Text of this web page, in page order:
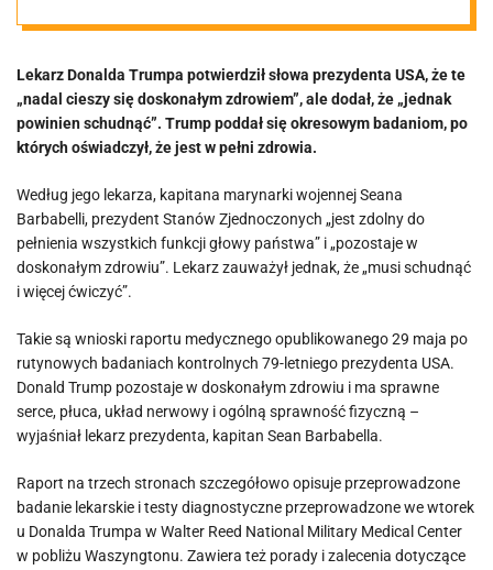
powinien…
Lekarz Donalda Trumpa potwierdził słowa prezydenta USA, że te
„nadal cieszy się doskonałym zdrowiem”, ale dodał, że „jednak
powinien schudnąć”. Trump poddał się okresowym badaniom, po
których oświadczył, że jest w pełni zdrowia.
Według jego lekarza, kapitana marynarki wojennej Seana
Barbabelli, prezydent Stanów Zjednoczonych „jest zdolny do
pełnienia wszystkich funkcji głowy państwa” i „pozostaje w
doskonałym zdrowiu”. Lekarz zauważył jednak, że „musi schudnąć
i więcej ćwiczyć”.
Takie są wnioski raportu medycznego opublikowanego 29 maja po
rutynowych badaniach kontrolnych 79-letniego prezydenta USA.
Donald Trump pozostaje w doskonałym zdrowiu i ma sprawne
serce, płuca, układ nerwowy i ogólną sprawność fizyczną –
wyjaśniał lekarz prezydenta, kapitan Sean Barbabella.
Raport na trzech stronach szczegółowo opisuje przeprowadzone
badanie lekarskie i testy diagnostyczne przeprowadzone we wtorek
u Donalda Trumpa w Walter Reed National Military Medical Center
w pobliżu Waszyngtonu. Zawiera też porady i zalecenia dotyczące